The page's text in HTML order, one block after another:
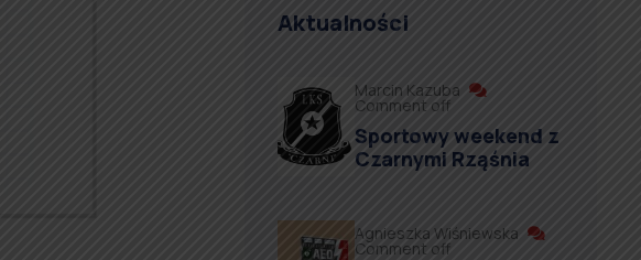
Aktualności
Marcin Kazuba
Comment off
Sportowy weekend z
Czarnymi Rząśnia
Agnieszka Wiśniewska
Comment off